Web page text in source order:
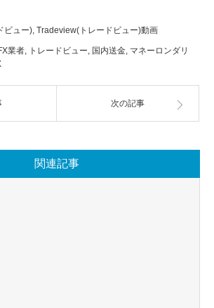
ビュー), Tradeview(トレードビュー)動画
業者, トレードビュー, 国内送金, マネーロンダリ
次の記事
関連記事